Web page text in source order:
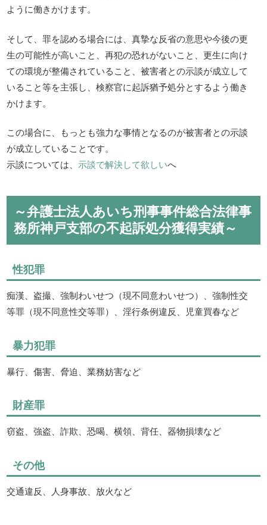
ように働きかけます。
そして、罪を認める場合には、真摯な反省の意思や今後の更
生の可能性が高いこと、再犯の恐れがないこと、更生に向け
ての環境が整備されていること、被害者との示談が成立して
いること等を主張し、検察官に起訴猶予処分とするよう働き
かけます。
この場合に、もっとも強力な事情となるのが被害者との示談
が成立していることです。
示談については、示談で解決して欲しいへ
～弁護士法人あいち刑事事件総合法律事
務所神戸支部の不起訴処分獲得実績～
性犯罪
痴漢、盗撮、強制わいせつ（現不同意わいせつ）、強制性交
等罪（現不同意性交等罪）、淫行条例違反、児童買春など
暴力犯罪
暴行、傷害、脅迫、業務妨害など
財産罪
窃盗、強盗、詐欺、恐喝、横領、背任、器物損壊など
その他
交通違反、人身事故、放火など